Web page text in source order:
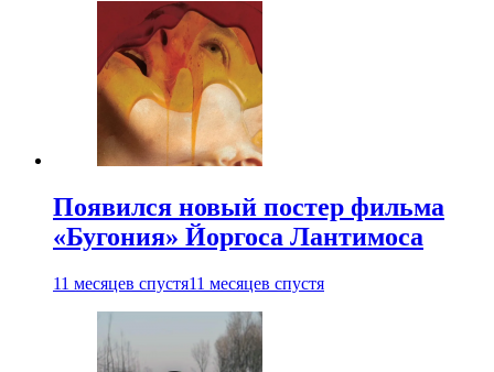
Появился новый постер фильма
«Бугония» Йоргоса Лантимоса
11 месяцев спустя11 месяцев спустя